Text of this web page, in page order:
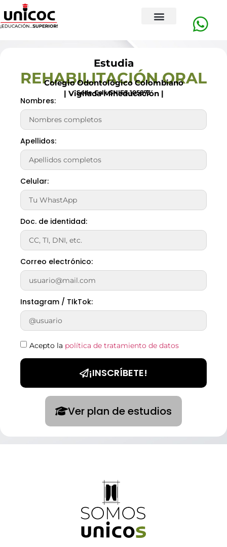
Estudia
REHABILITACIÓN ORAL
Colegio Odontológico Colombiano
| Vigilada Mineducación |
Sede Cali: SNIES 105873
Nombres:
Apellidos:
Celular:
Doc. de identidad:
Correo electrónico:
Instagram / TIkTok:
Acepto la política de tratamiento de datos
¡INSCRÍBETE!
Ver plan de estudios